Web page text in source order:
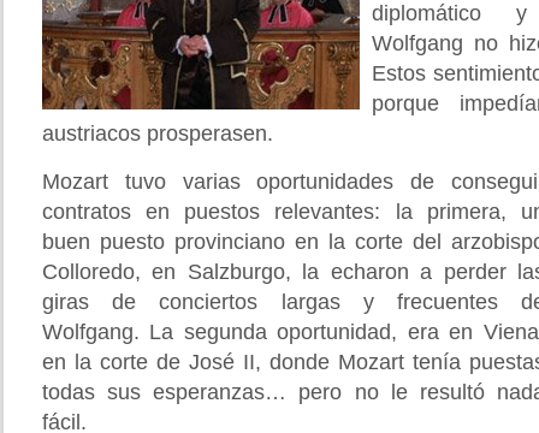
diplomático
Wolfgang no
Estos
porque
austriacos prosperasen.
Mozart tuvo varias oportunidades de
contratos en puestos relevantes: la primera,
buen puesto provinciano en la corte del
Colloredo, en Salzburgo, la echaron a perder
giras de conciertos largas y frecuentes
Wolfgang. La segunda oportunidad, era en
en la corte de José II, donde Mozart tenía
todas sus esperanzas… pero no le resultó
fácil.